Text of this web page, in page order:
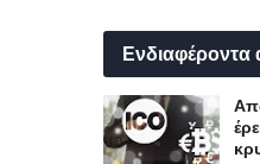
Ενδιαφέροντα